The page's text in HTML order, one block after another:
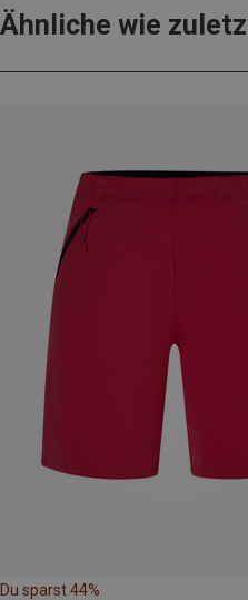
Ähnliche wie
Du sparst 44%